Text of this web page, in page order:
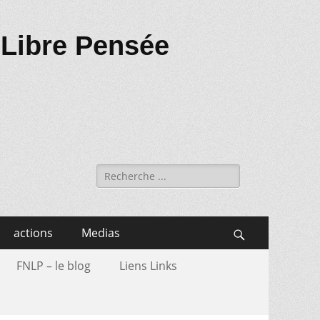
Pensée
Recherche
de:
actions Medias
FNLP – le blog Liens Links